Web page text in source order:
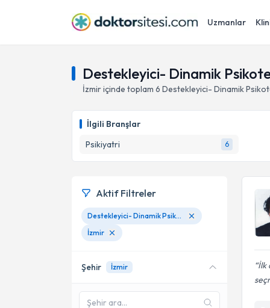
Uzmanlar
Destekleyici- Dinamik
İzmiriçinde toplam 6 Destekleyici- Dinamik
İlgili Branşlar
Psikiyatri
6
İlk
Aktif Filtreler
Destekleyici- Dinamik Psikoterapi
İzmir
Şehir İzmir